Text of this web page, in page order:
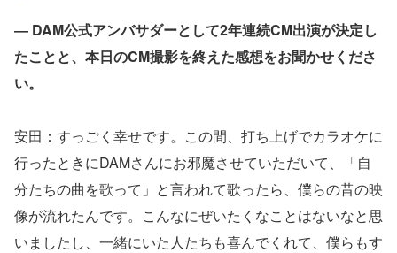
― DAM公式アンバサダーとして2年連続CM出演が決定し
たことと、本日のCM撮影を終えた感想をお聞かせくださ
い。
安田：すっごく幸せです。この間、打ち上げでカラオケに
行ったときにDAMさんにお邪魔させていただいて、「自
分たちの曲を歌って」と言われて歌ったら、僕らの昔の映
像が流れたんです。こんなにぜいたくなことはないなと思
いましたし、一緒にいた人たちも喜んでくれて、僕らもす